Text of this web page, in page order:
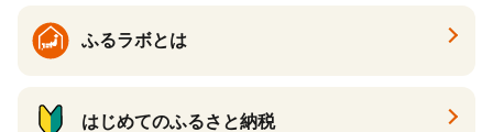
ふるラボとは
はじめてのふるさと納税